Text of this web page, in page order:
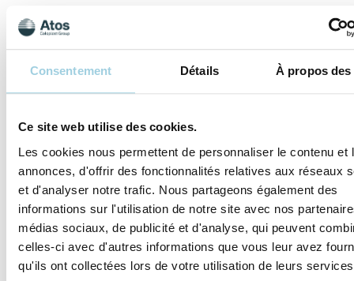
Consentement Détails À propos des
Ce site web utilise des cookies.
Les cookies nous permettent de personnaliser le contenu et
annonces, d'offrir des fonctionnalités relatives aux réseaux
et d'analyser notre trafic. Nous partageons également des
informations sur l'utilisation de notre site avec nos
médias sociaux, de publicité et d'analyse, qui peuvent
celles-ci avec d'autres informations que vous leur avez
qu'ils ont collectées lors de votre utilisation de leurs
il important
d'utiliser un
Les échangeurs de
chaleur et d'humidité
(ECH) ont été mis
au point pour
compenser les
fonctions perdues du
nez et aider à
rééquilibrer le
"climat" dans les
poumons. Un ECH
améliore la santé